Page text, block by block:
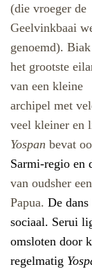
(die vroeger de
Geelvinkbaai
genoemd).
het grootste
van een kleine
archipel met
veel kleiner en
Yospan bevat
Sarmi-regio en
van oudsher
Papua. De
sociaal. Serui
omsloten door
regelmatig